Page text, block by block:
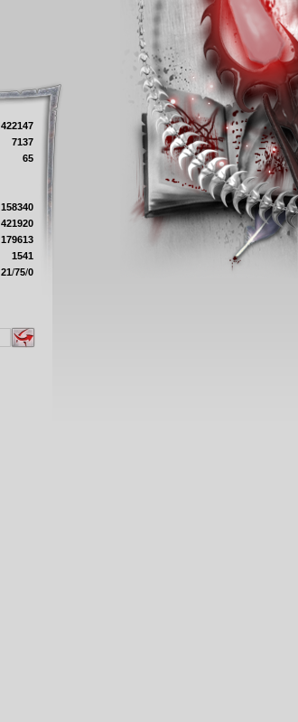
422147
7137
65
158340
421920
179613
1541
21/75/0